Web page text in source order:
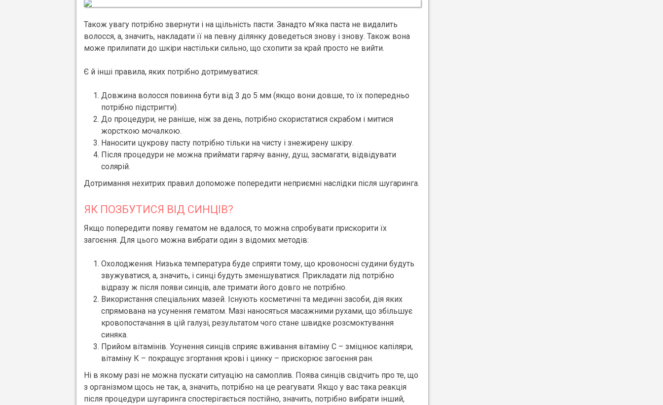
Також увагу потрібно звернути і на щільність пасти. Занадто м’яка паста не видалить
волосся, а, значить, накладати її на певну ділянку доведеться знову і знову. Також вона
може прилипати до шкіри настільки сильно, що схопити за край просто не вийти.
Є й інші правила, яких потрібно дотримуватися:
Довжина волосся повинна бути від 3 до 5 мм (якщо вони довше, то їх попередньо
потрібно підстригти).
До процедури, не раніше, ніж за день, потрібно скористатися скрабом і митися
жорсткою мочалкою.
Наносити цукрову пасту потрібно тільки на чисту і знежирену шкіру.
Після процедури не можна приймати гарячу ванну, душ, засмагати, відвідувати
солярій.
Дотримання нехитрих правил допоможе попередити неприємні наслідки після шугаринга.
ЯК ПОЗБУТИСЯ ВІД СИНЦІВ?
Якщо попередити появу гематом не вдалося, то можна спробувати прискорити їх
загоєння. Для цього можна вибрати один з відомих методів:
Охолодження. Низька температура буде сприяти тому, що кровоносні судини будуть
звужуватися, а, значить, і синці будуть зменшуватися. Прикладати лід потрібно
відразу ж після появи синців, але тримати його довго не потрібно.
Використання спеціальних мазей. Існують косметичні та медичні засоби, дія яких
спрямована на усунення гематом. Мазі наносяться масажними рухами, що збільшує
кровопостачання в цій галузі, результатом чого стане швидке розсмоктування
синяка.
Прийом вітамінів. Усунення синців сприяє вживання вітаміну С – зміцнює капіляри,
вітаміну К – покращує згортання крові і цинку – прискорює загоєння ран.
Ні в якому разі не можна пускати ситуацію на самоплив. Поява синців свідчить про те, що
з організмом щось не так, а, значить, потрібно на це реагувати. Якщо у вас така реакція
після процедури шугаринга спостерігається постійно, значить, потрібно вибрати інший,